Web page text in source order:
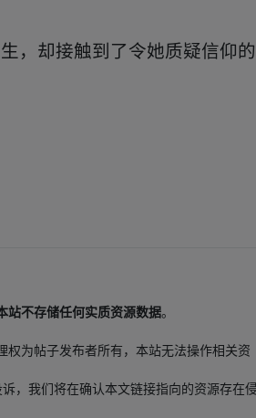
却接触到了令她质疑信仰
站不存储任何实质资源数据。
为帖子发布者所有，本站无法操作相关资
，我们将在确认本文链接指向的资源存在